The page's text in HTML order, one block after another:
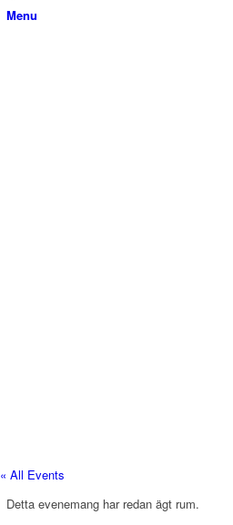
Menu
« All Events
Detta evenemang har redan ägt rum.